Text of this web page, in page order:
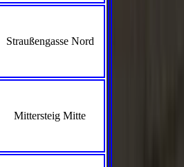
Straußengasse Nord
Mittersteig Mitte